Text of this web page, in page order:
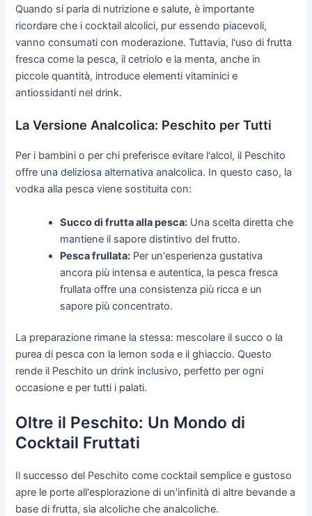
Quando si parla di nutrizione e salute, è importante
ricordare che i cocktail alcolici, pur essendo piacevoli,
vanno consumati con moderazione. Tuttavia, l'uso di frutta
fresca come la pesca, il cetriolo e la menta, anche in
piccole quantità, introduce elementi vitaminici e
antiossidanti nel drink.
La Versione Analcolica: Peschito per Tutti
Per i bambini o per chi preferisce evitare l'alcol, il Peschito
offre una deliziosa alternativa analcolica. In questo caso, la
vodka alla pesca viene sostituita con:
Succo di frutta alla pesca: Una scelta diretta che
mantiene il sapore distintivo del frutto.
Pesca frullata: Per un'esperienza gustativa
ancora più intensa e autentica, la pesca fresca
frullata offre una consistenza più ricca e un
sapore più concentrato.
La preparazione rimane la stessa: mescolare il succo o la
purea di pesca con la lemon soda e il ghiaccio. Questo
rende il Peschito un drink inclusivo, perfetto per ogni
occasione e per tutti i palati.
Oltre il Peschito: Un Mondo di
Cocktail Fruttati
Il successo del Peschito come cocktail semplice e gustoso
apre le porte all'esplorazione di un'infinità di altre bevande a
base di frutta, sia alcoliche che analcoliche.